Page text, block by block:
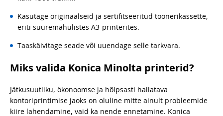
Kasutage originaalseid ja sertifitseeritud toonerikassette,
eriti suuremahulistes A3-printerites.
Taaskäivitage seade või uuendage selle tarkvara.
Miks valida Konica Minolta printerid?
Jätkusuutliku, ökonoomse ja hõlpsasti hallatava
kontoriprintimise jaoks on oluline mitte ainult probleemide
kiire lahendamine, vaid ka nende ennetamine. Konica